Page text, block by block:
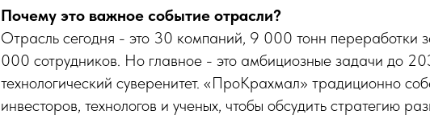
Почему это важное событие отрасли?
Отрасль сегодня - это 30 компаний, 9 000 тонн переработки
000 сотрудников. Но главное - это амбициозные задачи до
технологический суверенитет. «ПроКрахмал» традиционно
инвесторов, технологов и ученых, чтобы обсудить стратегию